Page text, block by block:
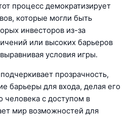
процесс демократизирует
которые могли быть
инвесторов из-за
или высоких барьеров
условия игры.
прозрачность,
барьеры для входа, делая его
с доступом в
мир возможностей для